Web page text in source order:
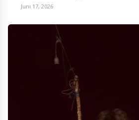
Juni 17, 2026